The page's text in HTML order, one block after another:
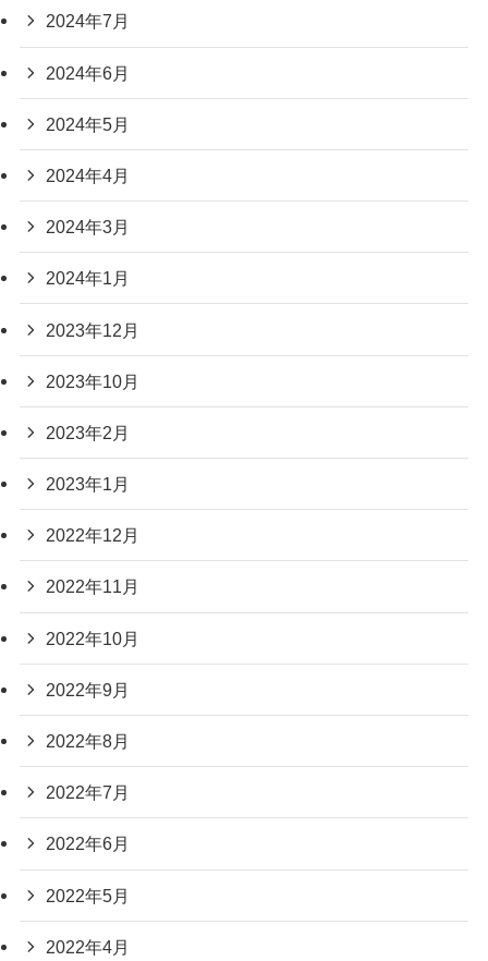
2024年7月
2024年6月
2024年5月
2024年4月
2024年3月
2024年1月
2023年12月
2023年10月
2023年2月
2023年1月
2022年12月
2022年11月
2022年10月
2022年9月
2022年8月
2022年7月
2022年6月
2022年5月
2022年4月